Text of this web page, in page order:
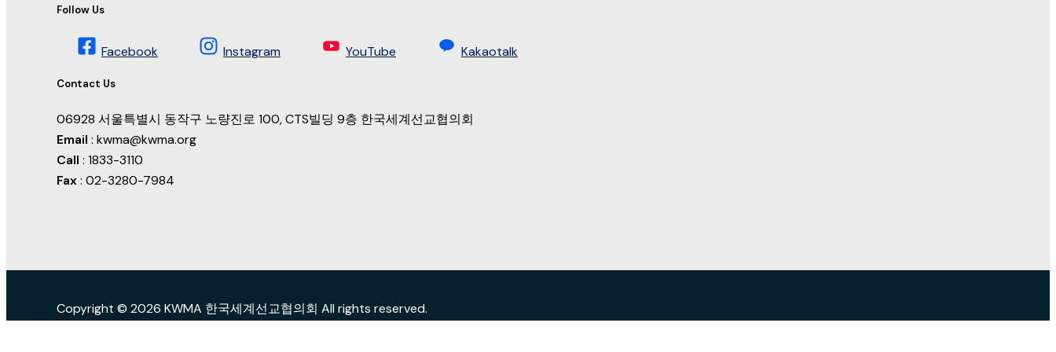
Follow Us
Facebook Instagram YouTube Kakaotalk
Contact Us
06928 서울특별시 동작구 노량진로 100, CTS빌딩 9층 한국세계선교협의회
Email : kwma@kwma.org
Call : 1833-3110
Fax: 02-3280-7984
Copyright © 2026 KWMA 한국세계선교협의회 All rights reserved.